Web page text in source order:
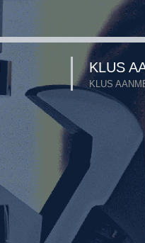
KLUS
KLUS